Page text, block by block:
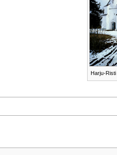
Harju-Risti